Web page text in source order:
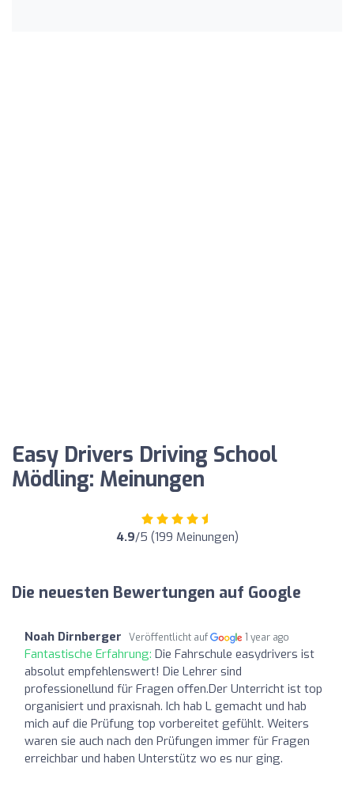
Easy Drivers Driving School
Mödling: Meinungen
4.9/5 (199 Meinungen)
Die neuesten Bewertungen auf Google
Noah Dirnberger Veröffentlicht auf 1 year ago
Fantastische Erfahrung: Die Fahrschule easydrivers ist
absolut empfehlenswert! Die Lehrer sind
professionellund für Fragen offen.Der Unterricht ist top
organisiert und praxisnah. Ich hab L gemacht und hab
mich auf die Prüfung top vorbereitet gefühlt. Weiters
waren sie auch nach den Prüfungen immer für Fragen
erreichbar und haben Unterstütz wo es nur ging.